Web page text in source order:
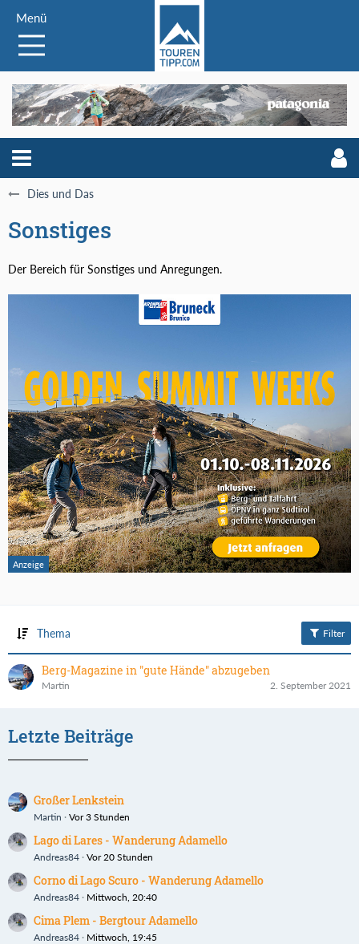
Menü
Dies und Das
Sonstiges
Der Bereich für Sonstiges und Anregungen.
Thema Filter
Berg-Magazine in "gute Hände" abzugeben
Martin 2. September 2021
Letzte Beiträge
Großer Lenkstein
Martin Vor 3 Stunden
Lago di Lares - Wanderung Adamello
Andreas84 Vor 20 Stunden
Corno di Lago Scuro - Wanderung Adamello
Andreas84 Mittwoch, 20:40
Cima Plem - Bergtour Adamello
Andreas84 Mittwoch, 19:45